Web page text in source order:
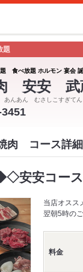
題
題 食べ放題 ホルモン 宴会
安安 武
あんあん むさしこすぎてん
肉 コース詳細
安安コー
当店オスス
翌朝5時の
料金